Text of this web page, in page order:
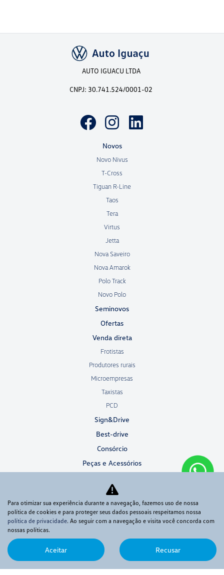
AUTO IGUACU LTDA
CNPJ: 30.741.524/0001-02
Novos
Novo Nivus
T-Cross
Tiguan R-Line
Taos
Tera
Virtus
Jetta
Nova Saveiro
Nova Amarok
Polo Track
Novo Polo
Seminovos
Ofertas
Venda direta
Frotistas
Produtores rurais
Microempresas
Taxistas
PCD
Sign&Drive
Best-drive
Consórcio
Peças e Acessórios
Sobre
Quem somos
Fale conosco
LGPD
Resolução 5 037
Para otimizar sua experiência durante a navegação, fazemos uso de nossa
política de cookies e para proteger seus dados pessoais respeitamos nossa
política de privacidade. Ao seguir com a navegação e visita você concorda com
nossas políticas.
Aceitar Recusar